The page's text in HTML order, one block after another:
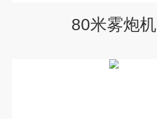
80米雾炮机